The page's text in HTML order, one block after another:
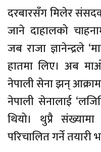
दरबारसँग मिलेर
जाने दाहालको
जब राजा ज्ञानेन्द्रले
हातमा लिए। अब
नेपाली सेना झन्
नेपाली सेनालाई
थियो। थुप्रै संख्यामा
परिचालित गर्ने